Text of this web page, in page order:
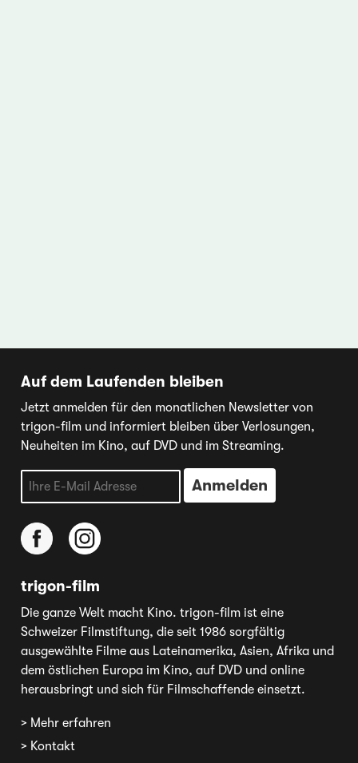
Auf dem Laufenden bleiben
Jetzt anmelden für den monatlichen Newsletter von
trigon-film und informiert bleiben über Verlosungen,
Neuheiten im Kino, auf DVD und im Streaming.
trigon-film
Die ganze Welt macht Kino. trigon-film ist eine
Schweizer Filmstiftung, die seit 1986 sorgfältig
ausgewählte Filme aus Lateinamerika, Asien, Afrika und
dem östlichen Europa im Kino, auf DVD und online
herausbringt und sich für Filmschaffende einsetzt.
> Mehr erfahren
> Kontakt